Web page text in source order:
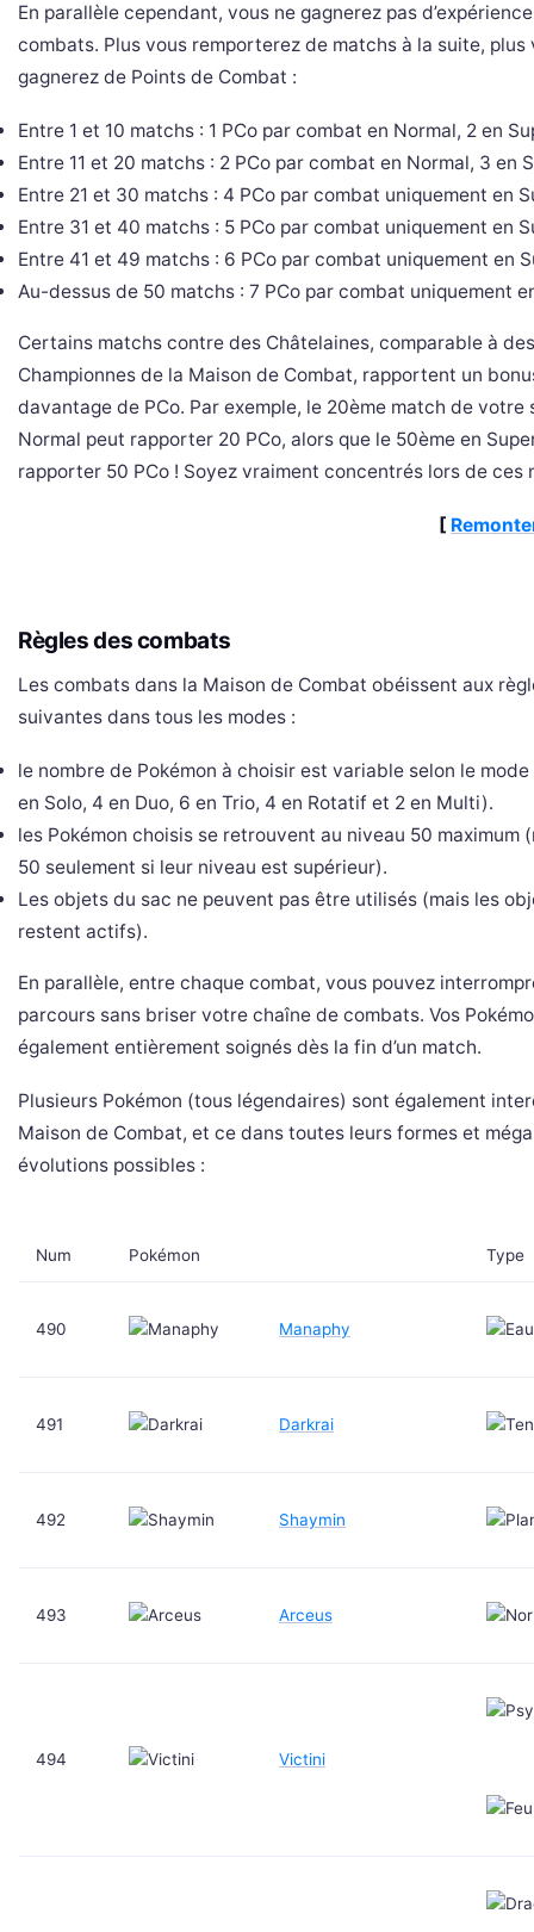
En parallèle cependant, vous ne gagnerez pas
combats. Plus vous remporterez de matchs à la suite, plus
gagnerez de Points de Combat :
Entre 1 et 10 matchs : 1 PCo par combat en Normal, 2 en
Entre 11 et 20 matchs : 2 PCo par combat en Normal, 3 en
Entre 21 et 30 matchs : 4 PCo par combat uniquement en
Entre 31 et 40 matchs : 5 PCo par combat uniquement en
Entre 41 et 49 matchs : 6 PCo par combat uniquement en
Au-dessus de 50 matchs : 7 PCo par combat uniquement
Certains matchs contre des Châtelaines, comparable à des
Championnes de la Maison de Combat, rapportent un
davantage de PCo. Par exemple, le 20ème match de votre
Normal peut rapporter 20 PCo, alors que le 50ème en
rapporter 50 PCo ! Soyez vraiment concentrés lors de ces
[
Règles des combats
Les combats dans la Maison de Combat obéissent aux
suivantes dans tous les modes :
le nombre de Pokémon à choisir est variable selon le
en Solo, 4 en Duo, 6 en Trio, 4 en Rotatif et 2 en Multi).
les Pokémon choisis se retrouvent au niveau 50 maximum
50 seulement si leur niveau est supérieur).
Les objets du sac ne peuvent pas être utilisés (mais les
restent actifs).
En parallèle, entre chaque combat, vous pouvez
parcours sans briser votre chaîne de combats. Vos
également entièrement soignés dès la fin d’un match.
Plusieurs Pokémon (tous légendaires) sont également
Maison de Combat, et ce dans toutes leurs formes et
évolutions possibles :
Num Pokémon Type
490 Manaphy
491 Darkrai
492 Shaymin
493 Arceus
494 Victini